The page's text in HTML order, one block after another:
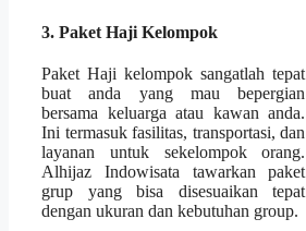
3. Paket Haji Kelompok
Paket Haji kelompok sangatlah tepat
buat anda yang mau bepergian
bersama keluarga atau kawan anda.
Ini termasuk fasilitas, transportasi, dan
layanan untuk sekelompok orang.
Alhijaz Indowisata tawarkan paket
grup yang bisa disesuaikan tepat
dengan ukuran dan kebutuhan group.